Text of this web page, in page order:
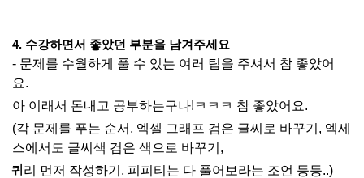
4. 수강하면서 좋았던 부분을 남겨주세요
- 문제를 수월하게 풀 수 있는 여러 팁을 주셔서 참 좋았어
요.
아 이래서 돈내고 공부하는구나!ㅋㅋㅋ 참 좋았어요.
(각 문제를 푸는 순서, 엑셀 그래프 검은 글씨로 바꾸기, 엑세
스에서도 글씨색 검은 색으로 바꾸기,
쿼리 먼저 작성하기, 피피티는 다 풀어보라는 조언 등등..)